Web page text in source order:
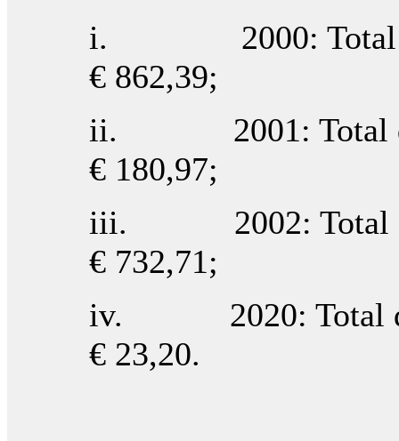
i. 2000: Total de
€ 862,39;
ii. 2001: Total de
€ 180,97;
iii. 2002: Total de
€ 732,71;
iv. 2020: Total de
€ 23,20.